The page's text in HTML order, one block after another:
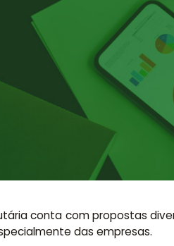
conta com propostas
das empresas.